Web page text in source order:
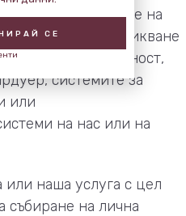
опит за получаване на
лица, за проникване
за сигурност,
системите за
или
на нас или на
или наша услуга с цел
събиране на лична
СЕ